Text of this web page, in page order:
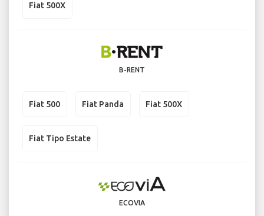
Fiat 500X
B-RENT
Fiat 500 Fiat Panda Fiat 500X
Fiat Tipo Estate
ECOVIA